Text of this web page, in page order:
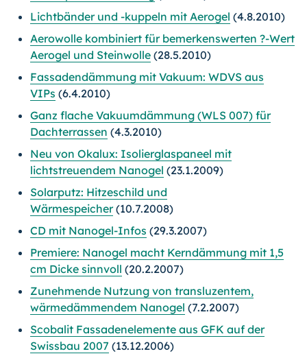
Lichtbänder und -kuppeln mit Aerogel (4.8.2010)
Aerowolle kombiniert für bemerkenswerten ?-Wert
Aerogel und Steinwolle (28.5.2010)
Fassadendämmung mit Vakuum: WDVS aus
VIPs (6.4.2010)
Ganz flache Vakuumdämmung (WLS 007) für
Dachterrassen (4.3.2010)
Neu von Okalux: Isolierglaspaneel mit
lichtstreuendem Nanogel (23.1.2009)
Solarputz: Hitzeschild und
Wärmespeicher(10.7.2008)
CD mit Nanogel-Infos (29.3.2007)
Premiere: Nanogel macht Kerndämmung mit 1,5
cm Dicke sinnvoll (20.2.2007)
Zunehmende Nutzung von transluzentem,
wärmedämmendem Nanogel (7.2.2007)
Scobalit Fassadenelemente aus GFK auf der
Swissbau 2007 (13.12.2006)